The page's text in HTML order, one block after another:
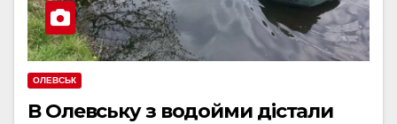
ОЛЕВСЬК
В Олевську з водойми дістали